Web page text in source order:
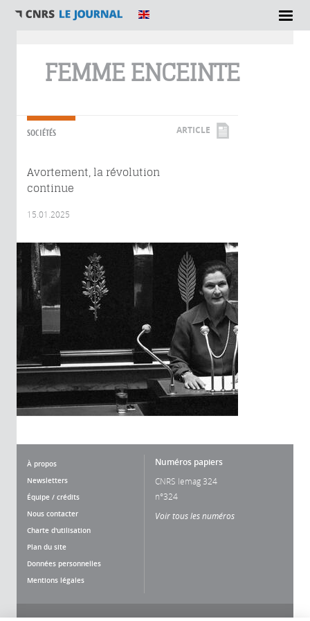
FEMME ENCEINTE
SOCIÉTÉS ARTICLE
Avortement, la révolution
continue
15.01.2025
À propos
Newsletters
Équipe / crédits
Nous contacter
Charte d'utilisation
Plan du site
Données personnelles
Mentions légales
Numéros papiers
CNRS lemag 324
n°324
Voir tous les numéros